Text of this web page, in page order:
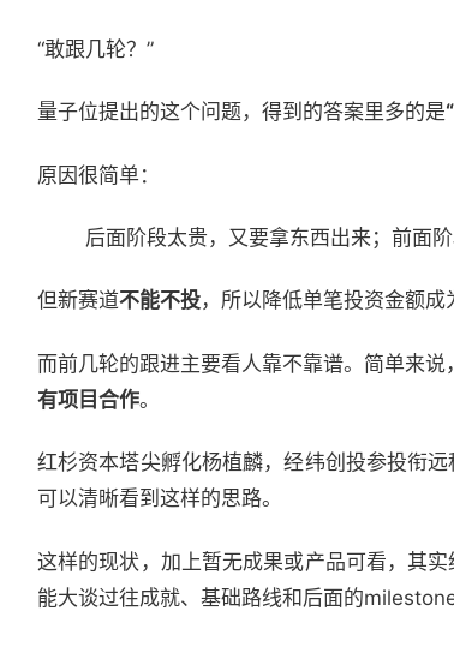
“敢跟几轮？”
量子位提出的这个问题，得到的答案里多的是
原因很简单：
后面阶段太贵，又要拿东西出来；前面
但新赛道不能不投，所以降低单笔投资金额成
而前几轮的跟进主要看人靠不靠谱。简单来
有项目合作。
红杉资本塔尖孵化杨植麟，经纬创投参投衔
可以清晰看到这样的思路。
这样的现状，加上暂无成果或产品可看，其
能大谈过往成就、基础路线和后面的